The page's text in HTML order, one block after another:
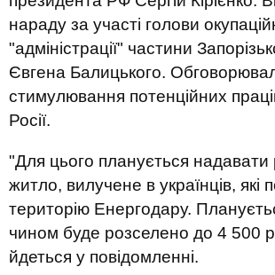
нараду за участі голови
"адміністрації" частини
Євгена Балицького.
стимулювання потенційних
Росії.
"Для цього планується надавати
житло, вилучене в українців, які
територію Енергодару.
чином буде розселено до 4 500
йдеться у повідомленні.